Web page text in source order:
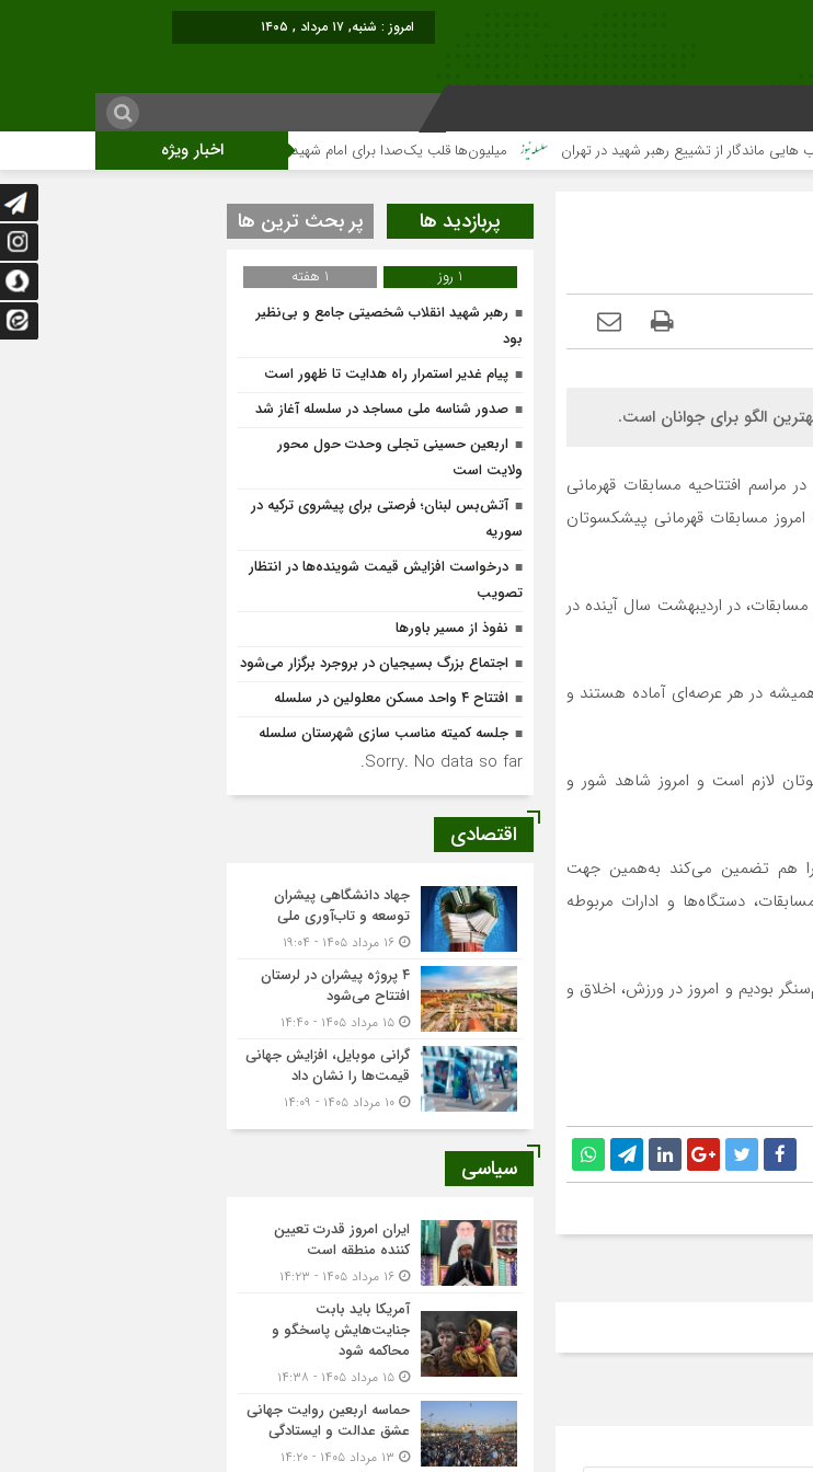
امروز : شنبه, ۱۷ مرداد , ۱۴۰۵
اخبار ویژه ماندگار از تشییع رهبر شهید در تهران میلیون‌ها قلب یک‌صدا برای امام شهید می‌تپد نمایشگاه آثار هنری ویژه ارتحال امام
الگو برای جوانان است.
مراسم افتتاحیه مسابقات قهرمانی
داشت: امروز مسابقات قهرمانی پیشکسوتان
از مسابقات، در اردیبهشت سال آینده در
در هر عرصه‌ای آماده هستند و
لازم است و امروز شاهد شور و
را هم تضمین می‌کند به‌همین جهت
دستگاه‌ها و ادارات مربوطه
بودیم و امروز در ورزش، اخلاق و
پربازدید ها پر بحث ترین ها
1 روز
1 هفته
رهبر شهید انقلاب شخصیتی جامع و بی‌نظیر
بود
پیام غدیر استمرار راه هدایت تا ظهور است
صدور شناسه ملی مساجد در سلسله آغاز شد
اربعین حسینی تجلی وحدت حول محور
ولایت است
آتش‌بس لبنان؛ فرصتی برای پیشروی ترکیه در
سوریه
درخواست افزایش قیمت شوینده‌ها در انتظار
تصویب
نفوذ از مسیر باورها
اجتماع بزرگ بسیجیان در بروجرد برگزار می‌شود
افتتاح ۴ واحد مسکن معلولین در سلسله
جلسه کمیته مناسب سازی شهرستان سلسله
Sorry. No data so far.
اقتصادی
جهاد دانشگاهی پیشران
توسعه و تاب‌آوری ملی
۴ پروژه پیشران در لرستان
افتتاح می‌شود
گرانی موبایل، افزایش جهانی
قیمت‌ها را نشان داد
سیاسی
ایران امروز قدرت تعیین
کننده منطقه است
آمریکا باید بابت
جنایت‌هایش پاسخگو و
محاکمه شود
حماسه اربعین روایت جهانی
عشق عدالت و ایستادگی